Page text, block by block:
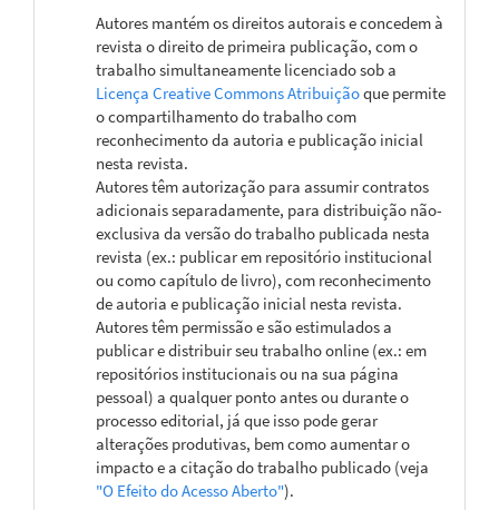
Autores mantém os direitos autorais e concedem à
revista o direito de primeira publicação, com o
trabalho simultaneamente licenciado sob a
Licença Creative Commons Atribuiçãoque permite
o compartilhamento do trabalho com
reconhecimento da autoria e publicação inicial
nesta revista.
Autores têm autorização para assumir contratos
adicionais separadamente, para distribuição não-
exclusiva da versão do trabalho publicada nesta
revista (ex.: publicar em repositório institucional
ou como capítulo de livro), com reconhecimento
de autoria e publicação inicial nesta revista.
Autores têm permissão e são estimulados a
publicar e distribuir seu trabalho online (ex.: em
repositórios institucionais ou na sua página
pessoal) a qualquer ponto antes ou durante o
processo editorial, já que isso pode gerar
alterações produtivas, bem como aumentar o
impacto e a citação do trabalho publicado (veja
"O Efeito do Acesso Aberto").